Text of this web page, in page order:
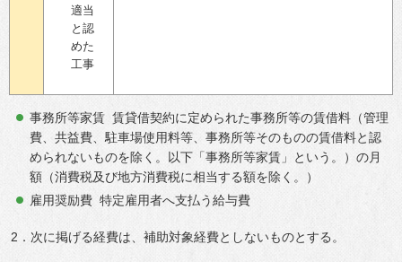
適当
と認
めた
工事
事務所等家賃 賃貸借契約に定められた事務所等の賃借料（管理
費、共益費、駐車場使用料等、事務所等そのものの賃借料と認
められないものを除く。以下「事務所等家賃」という。）の月
額（消費税及び地方消費税に相当する額を除く。）
雇用奨励費 特定雇用者へ支払う給与費
2．次に掲げる経費は、補助対象経費としないものとする。